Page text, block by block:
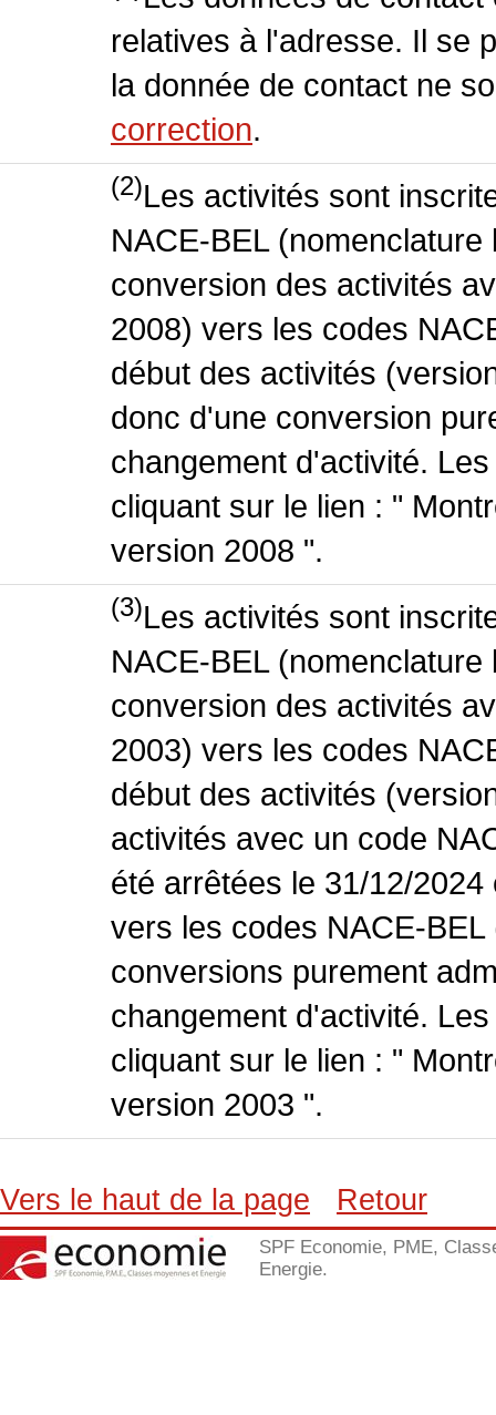
relatives à l'adresse. Il se
la donnée de contact ne
correction.
(2)Les activités sont
NACE-BEL
conversion des activités
2008) vers les codes
début des activités
donc d'une conversion
changement d'activité.
cliquant sur le lien : "
version 2008 ".
(3)Les activités sont
NACE-BEL
conversion des activités
2003) vers les codes
début des activités
activités avec un code
été arrêtées le 31/12/
vers les codes NACE-
conversions purement
changement d'activité.
cliquant sur le lien : "
version 2003 ".
Vers le haut de la page Retour
SPF Economie, PME,
Energie.